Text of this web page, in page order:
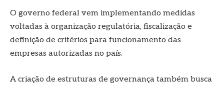
O governo federal vem implementando medidas
voltadas à organização regulatória, fiscalização e
definição de critérios para funcionamento das
empresas autorizadas no país.
A criação de estruturas de governança também busca